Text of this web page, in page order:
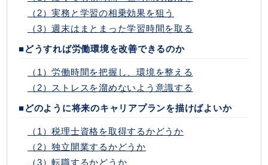
（2）実務と学習の相乗効果を狙う
（3）週末はまとまった学習時間を取る
■どうすれば労働環境を改善できるのか
（1）労働時間を把握し、環境を整える
（2）ストレスを溜めないよう意識する
■どのように将来のキャリアプランを描けばよいか
（1）税理士資格を取得するかどうか
（2）独立開業するかどうか
（3）転職するかどうか